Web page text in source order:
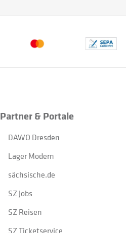
Partner & Portale
DAWO Dresden
Lager Modern
sächsische.de
SZ Jobs
SZ Reisen
SZ Ticketservice